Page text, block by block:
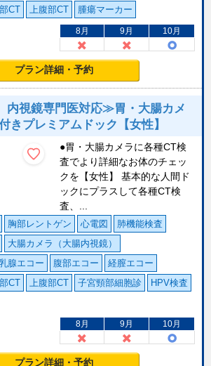
CT 上腹部CT 腫瘍マーカー
8月 9月 10月
プラン詳細・予約
視鏡専門医対応≫胃・大腸カメ
きプレミアムドック【女性】
●胃・大腸カメラに各種CT検
査でより詳細なお体のチェッ
クを【女性】 基本的な人間ド
ックにプラスして各種CT検
査、...
胸部レントゲン 心電図
肺機能検査
大腸カメラ（大腸内視鏡）
腺エコー 腹部エコー
経膣エコー
CT 上腹部CT 子宮頸部細胞診
HPV検査
8月 9月 10月
プラン詳細・予約